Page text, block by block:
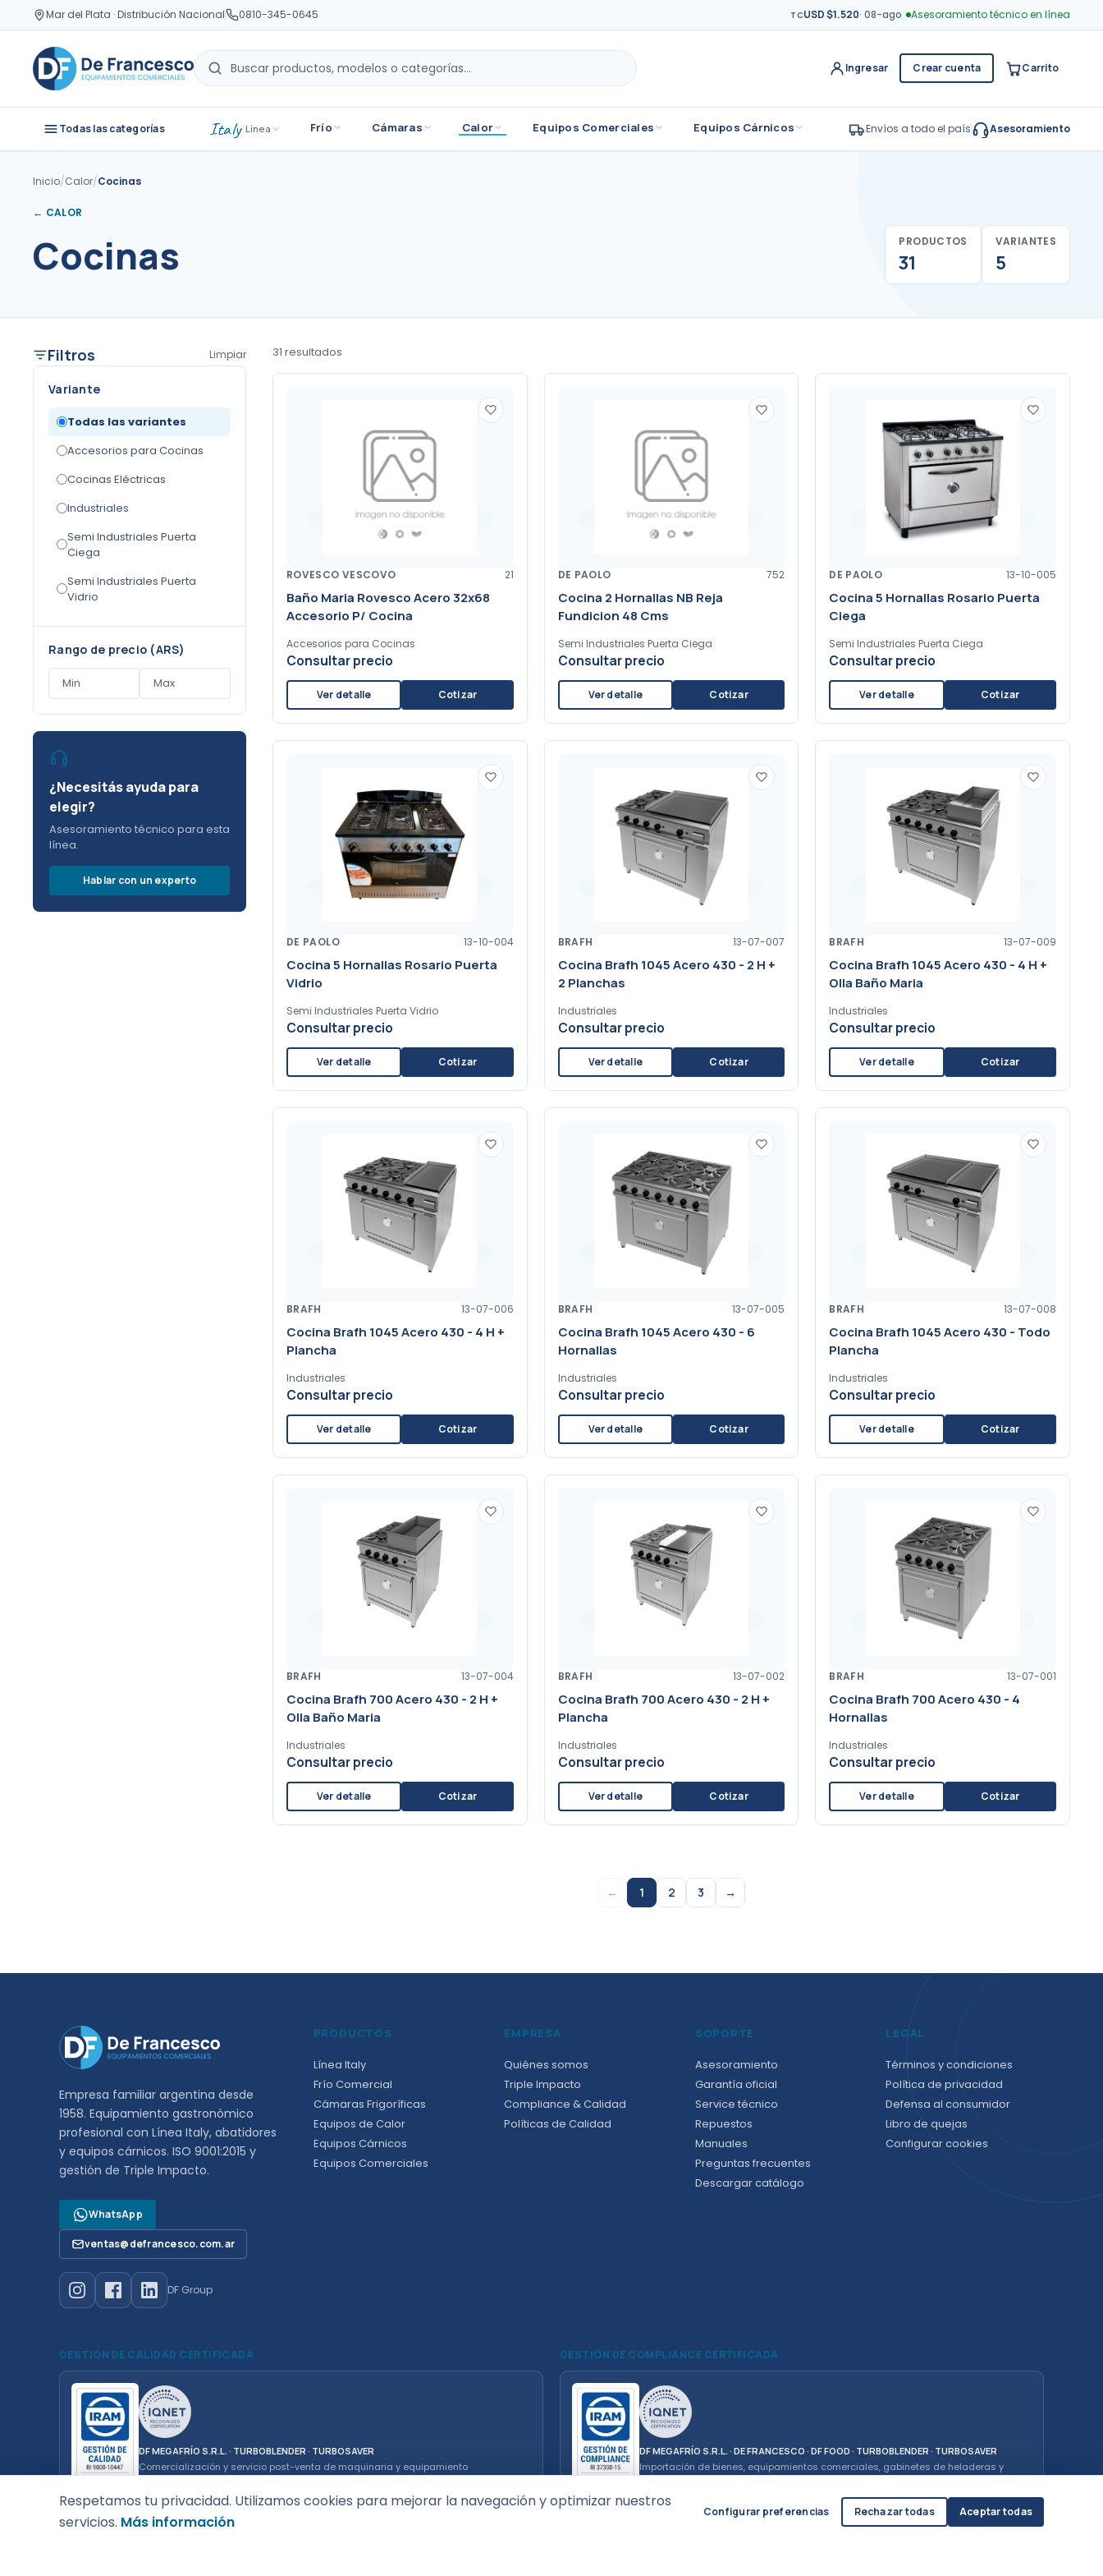
Mar del Plata · Distribución Nacional 0810-345-0645 TCUSD $1.520·08-ago Asesoramiento técnico en línea
Ingresar Crear cuenta Carrito
Todas las categorías Italy· Línea Frío Cámaras Calor Equipos Comerciales Equipos Cárnicos Envíos a todo el país Asesoramiento
Inicio/Calor/Cocinas
← CALOR
Cocinas PRODUCTOS
31
VARIANTES
5
Filtros Limpiar
Variante
Todas las variantes
Accesorios para Cocinas
Cocinas Eléctricas
Industriales
Semi Industriales Puerta
Ciega
Semi Industriales Puerta
Vidrio
Rango de precio (ARS)
¿Necesitás ayuda para
elegir?
Asesoramiento técnico para esta
línea.
Hablar con un experto
31 resultados
ROVESCO VESCOVO 21
Baño Maria Rovesco Acero 32x68
Accesorio P/ Cocina
Accesorios para Cocinas
Consultar precio
Ver detalle Cotizar
DE PAOLO 752
Cocina 2 Hornallas NB Reja
Fundicion 48 Cms
Semi Industriales Puerta Ciega
Consultar precio
Ver detalle Cotizar
DE PAOLO 13-10-005
Cocina 5 Hornallas Rosario Puerta
Ciega
Semi Industriales Puerta Ciega
Consultar precio
Ver detalle Cotizar
DE PAOLO 13-10-004
Cocina 5 Hornallas Rosario Puerta
Vidrio
Semi Industriales Puerta Vidrio
Consultar precio
Ver detalle Cotizar
BRAFH 13-07-007
Cocina Brafh 1045 Acero 430 - 2 H +
2 Planchas
Industriales
Consultar precio
Ver detalle Cotizar
BRAFH 13-07-009
Cocina Brafh 1045 Acero 430 - 4 H +
Olla Baño Maria
Industriales
Consultar precio
Ver detalle Cotizar
BRAFH 13-07-006
Cocina Brafh 1045 Acero 430 - 4 H +
Plancha
Industriales
Consultar precio
Ver detalle Cotizar
BRAFH 13-07-005
Cocina Brafh 1045 Acero 430 - 6
Hornallas
Industriales
Consultar precio
Ver detalle Cotizar
BRAFH 13-07-008
Cocina Brafh 1045 Acero 430 - Todo
Plancha
Industriales
Consultar precio
Ver detalle Cotizar
BRAFH 13-07-004
Cocina Brafh 700 Acero 430 - 2 H +
Olla Baño Maria
Industriales
Consultar precio
Ver detalle Cotizar
BRAFH 13-07-002
Cocina Brafh 700 Acero 430 - 2 H +
Plancha
Industriales
Consultar precio
Ver detalle Cotizar
BRAFH 13-07-001
Cocina Brafh 700 Acero 430 - 4
Hornallas
Industriales
Consultar precio
Ver detalle Cotizar
← 1 2 3 →
Empresa familiar argentina desde
1958. Equipamiento gastronómico
profesional con Línea Italy, abatidores
y equipos cárnicos. ISO 9001:2015 y
gestión de Triple Impacto.
WhatsApp
ventas@defrancesco.com.ar
DF Group
PRODUCTOS
Línea Italy
Frío Comercial
Cámaras Frigoríficas
Equipos de Calor
Equipos Cárnicos
Equipos Comerciales
EMPRESA
Quiénes somos
Triple Impacto
Compliance & Calidad
Políticas de Calidad
SOPORTE
Asesoramiento
Garantía oficial
Service técnico
Repuestos
Manuales
Preguntas frecuentes
Descargar catálogo
LEGAL
Términos y condiciones
Política de privacidad
Defensa al consumidor
Libro de quejas
Configurar cookies
GESTIÓN DE CALIDAD CERTIFICADA
DF MEGAFRÍO S.R.L. · TURBOBLENDER · TURBOSAVER
Comercialización y servicio post-venta de maquinaria y equipamiento
gastronómico de uso doméstico y profesional.
GESTIÓN DE COMPLIANCE CERTIFICADA
DF MEGAFRÍO S.R.L. · DE FRANCESCO · DF FOOD · TURBOBLENDER · TURBOSAVER
Importación de bienes, equipamientos comerciales, gabinetes de heladeras y
electrodomésticos. Compra de pescado y exportación.
Respetamos tu privacidad. Utilizamos cookies para mejorar la navegación y optimizar nuestros
servicios. Más información
Configurar preferencias Rechazar todas Aceptar todas